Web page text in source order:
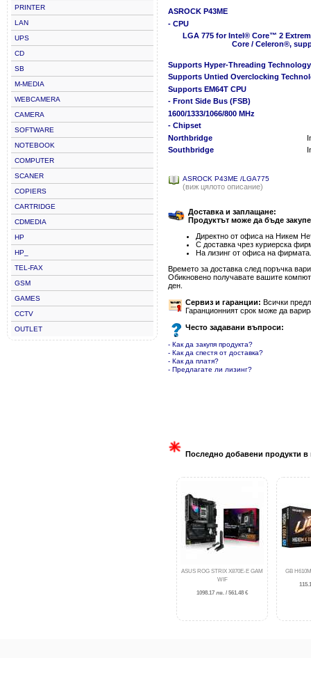
PRINTER
LAN
UPS
CD
SB
M-MEDIA
WEBCAMERA
CAMERA
SOFTWARE
NOTEBOOK
COMPUTER
SCANER
COPIERS
CARTRIDGE
CDMEDIA
HP
HP_
TEL-FAX
GSM
GAMES
CCTV
OUTLET
ASROCK P43ME
- CPU
LGA 775 for Intel® Core™ 2
Core / Celeron®,
Supports Hyper-Threading Technology
Supports Untied Overclocking
Supports EM64T CPU
- Front Side Bus (FSB)
1600/1333/1066/800 MHz
- Chipset
Northbridge
Southbridge
ASROCK P43ME /LGA775
(виж цялото описание)
Доставка и заплащане:
Продуктът може да бъде
Директно от офиса на Никем
С доставка чрез куриерска
На лизинг от офиса на фирмата.
Времето за доставка след поръчка
Обикновено получавате вашите
ден.
Сервиз и гаранции: Всички
Гаранционният срок може да
Често задавани въпроси:
- Как да закупя продукта?
- Как да спестя от доставка?
- Как да платя?
- Предлагате ли лизинг?
Последно добавени продукти в
ASUS ROG STRIX X870E-E GAM
WIF
1098.17 лв. / 561.48 €
GB